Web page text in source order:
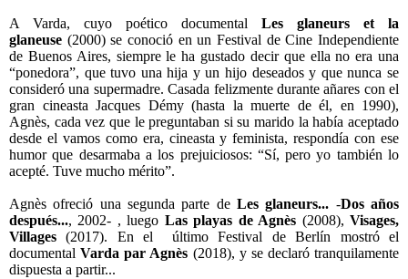
A Varda, cuyo poético documental Les glaneurs et la
glaneuse (2000) se conoció en un Festival de Cine Independiente
de Buenos Aires, siempre le ha gustado decir que ella no era una
“ponedora”, que tuvo una hija y un hijo deseados y que nunca se
consideró una supermadre. Casada felizmente durante añares con el
gran cineasta Jacques Démy (hasta la muerte de él, en 1990),
Agnès, cada vez que le preguntaban si su marido la había aceptado
desde el vamos como era, cineasta y feminista, respondía con ese
humor que desarmaba a los prejuiciosos: “Sí, pero yo también lo
acepté. Tuve mucho mérito”.
Agnès ofreció una segunda parte deLes glaneurs... -Dos años
después..., 2002- , luego Las playas de Agnès (2008),Visages,
Villages (2017). En el último Festival de Berlín mostró el
documentalVarda par Agnès (2018), y se declaró tranquilamente
dispuesta a partir...